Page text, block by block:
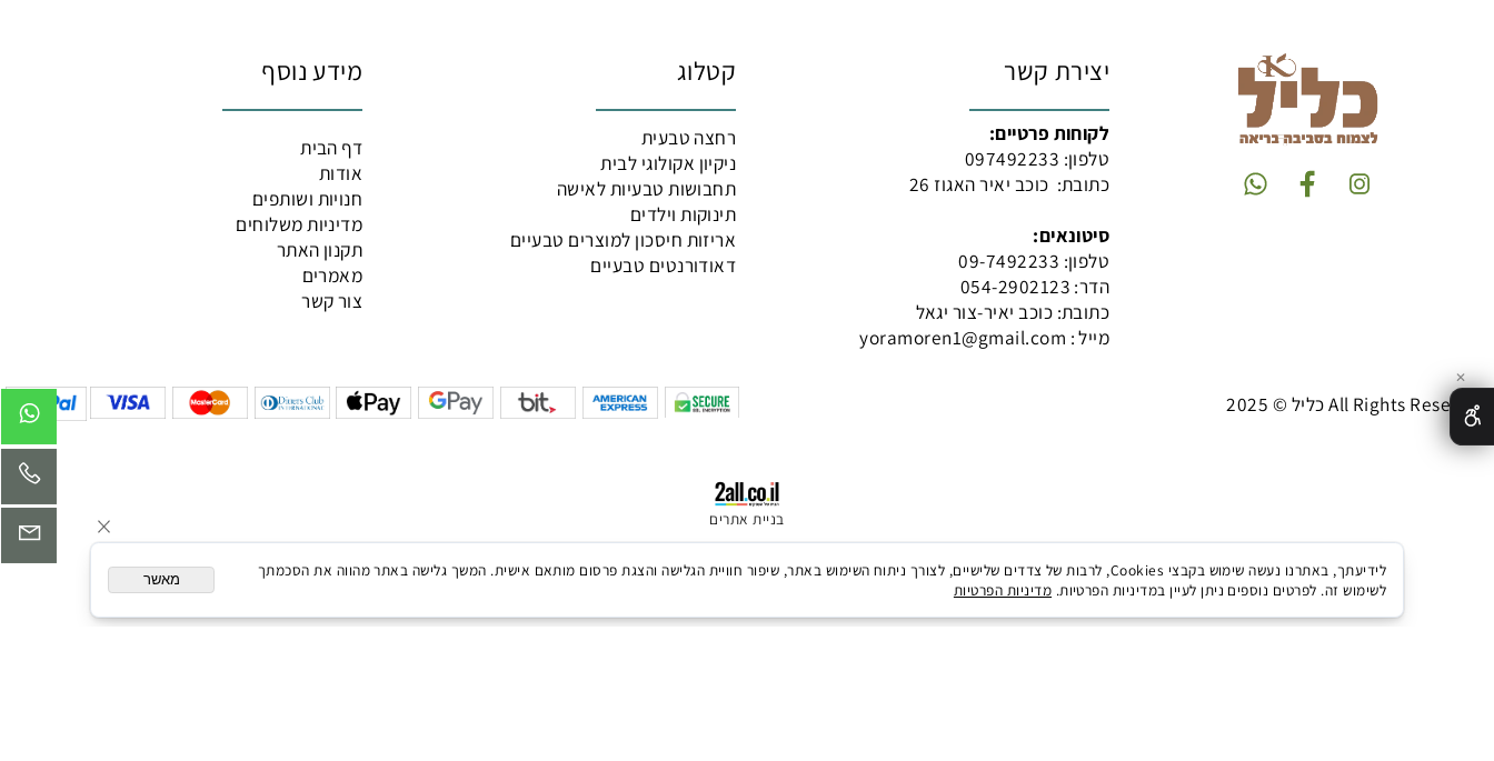
יצירת קשר
לקוחות פרטיים:
כתובת: כוכב יאיר האגוז 26
סיטונאים:
טלפון:09-7492233
קטלוג
רחצה טבעית
ניקיון אקולוגי לבית
תחבושות טבעיות לאישה
תינוקות וילדים
דף הבית
אודות
חנויות ושותפים
מדיניות משלוחים
תקנון האתר